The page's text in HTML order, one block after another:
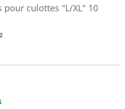
pour culottes "L/XL" 10